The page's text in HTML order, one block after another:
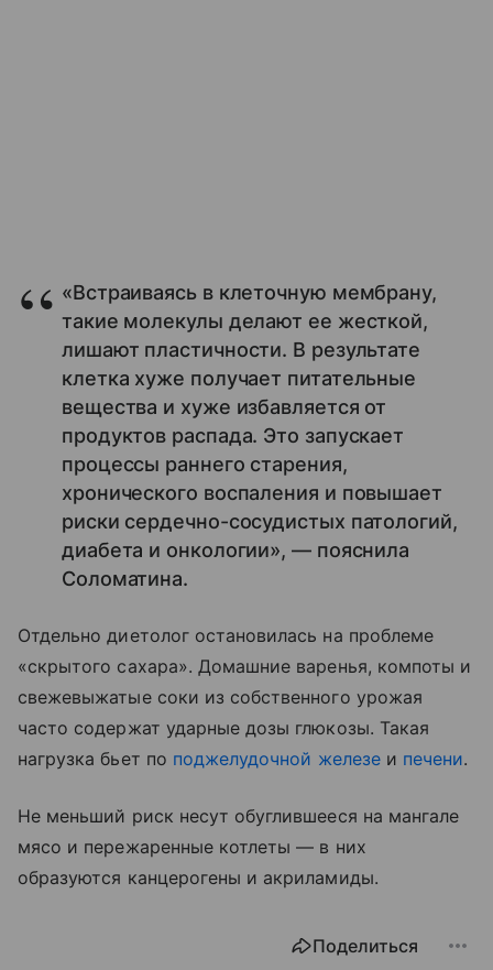
«Встраиваясь в клеточную мембрану,
такие молекулы делают ее жесткой,
лишают пластичности. В результате
клетка хуже получает питательные
вещества и хуже избавляется от
продуктов распада. Это запускает
процессы раннего старения,
хронического воспаления и повышает
риски сердечно-сосудистых патологий,
диабета и онкологии», — пояснила
Соломатина.
Отдельно диетолог остановилась на проблеме
«скрытого сахара». Домашние варенья, компоты и
свежевыжатые соки из собственного урожая
часто содержат ударные дозы глюкозы. Такая
нагрузка бьет по поджелудочной железеи печени.
Не меньший риск несут обуглившееся на мангале
мясо и пережаренные котлеты — в них
образуются канцерогены и акриламиды.
Поделиться